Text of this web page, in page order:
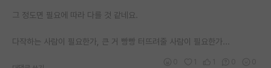
그 정도면 필요에 따라 다를 것 같네요.
다작하는 사람이 필요한가, 큰 거 빵빵 터뜨려줄 사람이 필요한가...